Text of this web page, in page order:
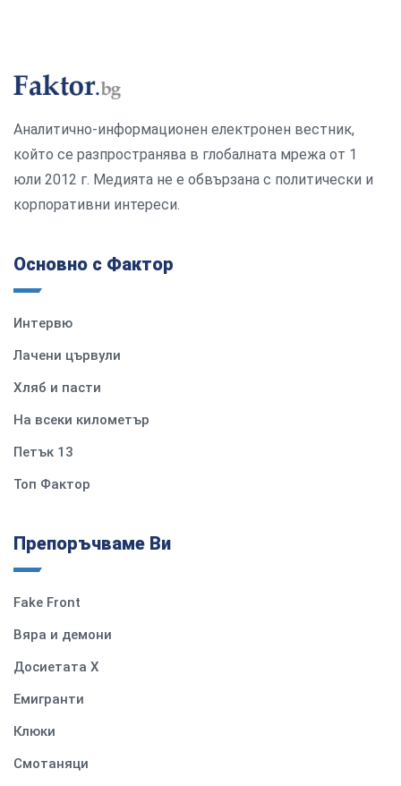
Аналитично-информационен електронен вестник,
който се разпространява в глобалната мрежа от 1
юли 2012 г. Медията не е обвързана с политически и
корпоративни интереси.
Основно с Фактор
Интервю
Лачени цървули
Хляб и пасти
На всеки километър
Петък 13
Топ Фактор
Препоръчваме Ви
Fake Front
Вяра и демони
Досиетата Х
Емигранти
Клюки
Смотаняци